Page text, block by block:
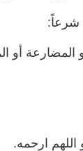
شرعاً:
أو
ارحمه.